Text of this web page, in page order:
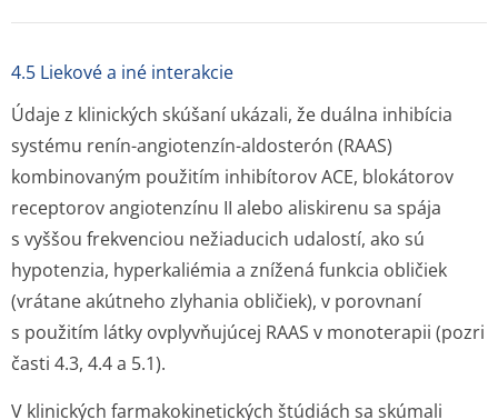
4.5 Liekové a iné interakcie
Údaje z klinických skúšaní ukázali, že duálna inhibícia
systému renín-angiotenzín-aldosterón (RAAS)
kombinovaným použitím inhibítorov ACE, blokátorov
receptorov angiotenzínu II alebo aliskirenu sa spája
s vyššou frekvenciou nežiaducich udalostí, ako sú
hypotenzia, hyperkaliémia a znížená funkcia obličiek
(vrátane akútneho zlyhania obličiek), v porovnaní
s použitím látky ovplyvňujúcej RAAS v monoterapii (pozri
časti 4.3, 4.4 a 5.1).
V klinických farmakokinetických štúdiách sa skúmali